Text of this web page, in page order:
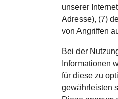
unserer
Adresse), (7)
von Angriffen
Bei der
Informationen
für diese zu
gewährleisten